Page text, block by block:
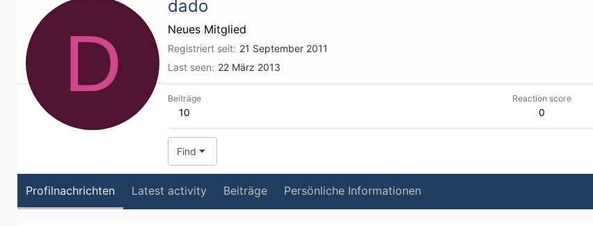
D
dado
Neues Mitglied
Registriert seit 21 September 2011
Last seen
22 März 2013
Beiträge
10
Reaction score
0
Find
Profilnachrichten Latest activity Beiträge Persönliche Informationen